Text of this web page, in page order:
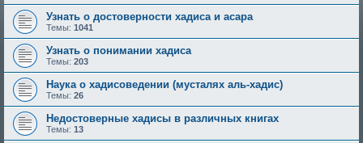
Узнать о достоверности хадиса и асара
Темы: 1041
Узнать о понимании хадиса
Темы: 203
Наука о хадисоведении (мусталях аль-хадис)
Темы: 26
Недостоверные хадисы в различных книгах
Темы: 13